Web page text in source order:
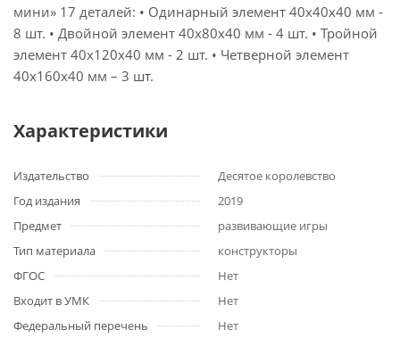
мини» 17 деталей: • Одинарный элемент 40х40х40 мм -
8 шт. • Двойной элемент 40х80х40 мм - 4 шт. • Тройной
элемент 40х120х40 мм - 2 шт. • Четверной элемент
40х160х40 мм – 3 шт.
Характеристики
Издательство
Десятое королевство
Год издания
2019
Предмет
развивающие игры
Тип материала
конструкторы
ФГОС
Нет
Входит в УМК
Нет
Федеральный перечень
Нет